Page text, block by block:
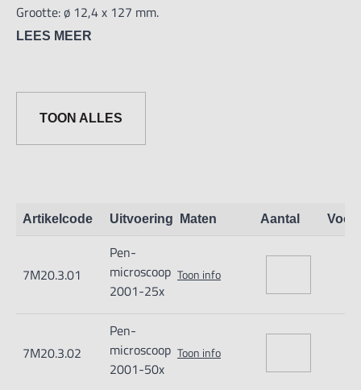
Grootte: ø 12,4 x 127 mm.
LEES MEER
TOON ALLES
Artikelcode Uitvoering Maten Aantal
7M20.3.01
Pen-
microscoop
2001-25x
Toon info
7M20.3.02
Pen-
microscoop
2001-50x
Toon info